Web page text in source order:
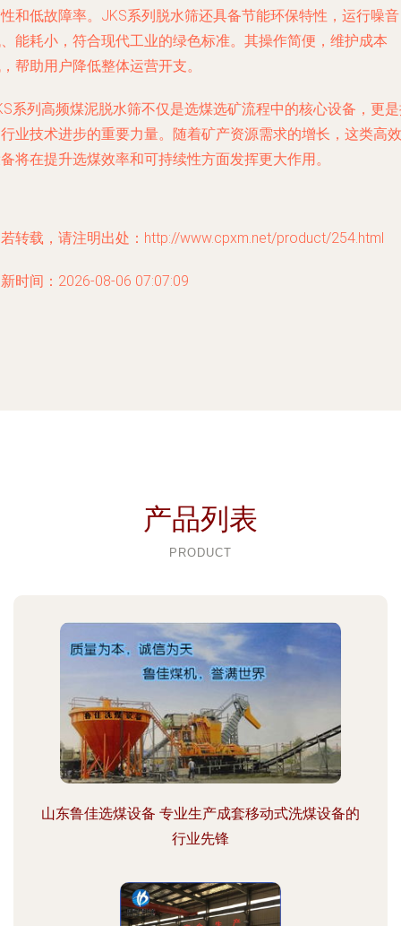
和低故障率。JKS系列脱水筛还具备节能环保特性，运行噪音
能耗小，符合现代工业的绿色标准。其操作简便，维护成本
帮助用户降低整体运营开支。
系列高频煤泥脱水筛不仅是选煤选矿流程中的核心设备，更
业技术进步的重要力量。随着矿产资源需求的增长，这类高效
将在提升选煤效率和可持续性方面发挥更大作用。
转载，请注明出处：http://www.cpxm.net/product/254.html
时间：2026-08-06 07:07:09
产品列表
PRODUCT
山东鲁佳选煤设备 专业生产成套移动式洗煤设备的
行业先锋